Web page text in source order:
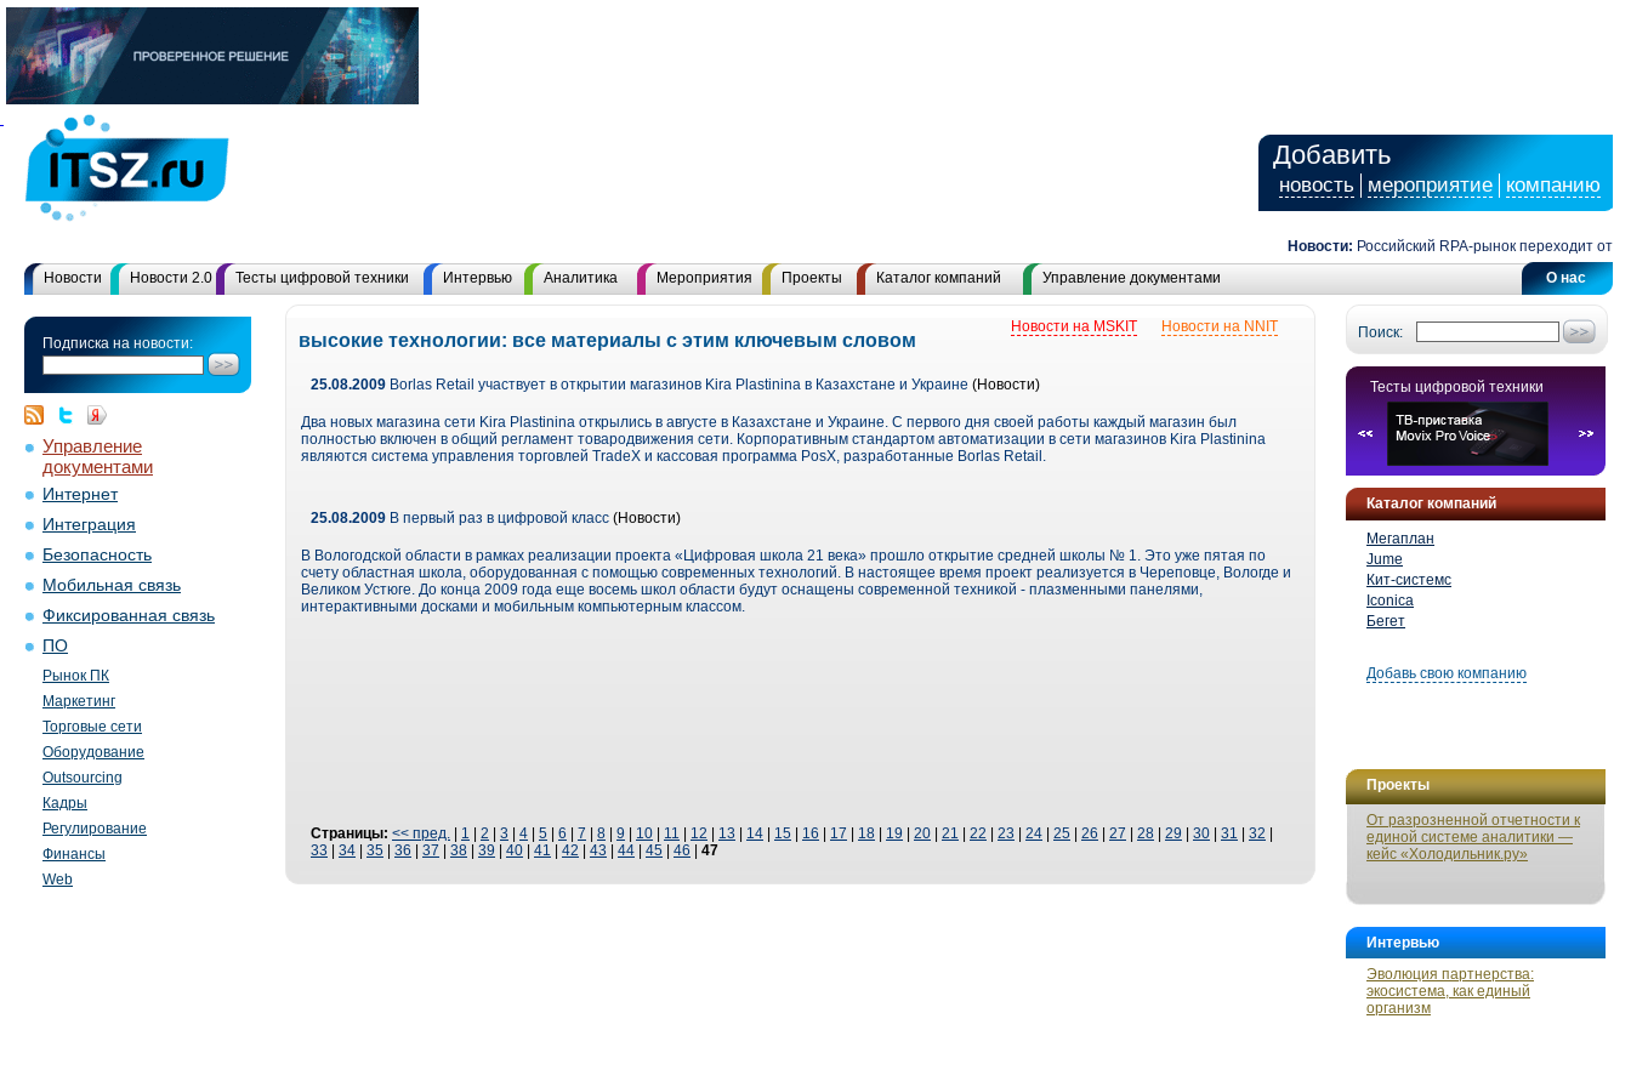
Добавить
новость мероприятие компанию
Новости: Российский RPA-рынок переходит от
О нас
Новости Новости 2.0 Тесты цифровой техники Интервью Аналитика Мероприятия Проекты Каталог компаний Управление документами
Подписка на новости:
Управление
документами
Интернет
Интеграция
Безопасность
Мобильная связь
Фиксированная связь
ПО
Рынок ПК
Маркетинг
Торговые сети
Оборудование
Outsourcing
Кадры
Регулирование
Финансы
Web
Поиск:
Тесты цифровой техники
Каталог компаний
Мегаплан
Jume
Кит-системс
Iconica
Бегет
Добавь свою компанию
Проекты
От разрозненной отчетности к
единой системе аналитики —
кейс «Холодильник.ру»
Интервью
Эволюция партнерства:
экосистема, как единый
организм
Новости на NNIT
Новости на MSKIT
высокие технологии: все материалы с этим ключевым словом
25.08.2009 Borlas Retail участвует в открытии магазинов Kira Plastinina в Казахстане и Украине (Новости)
Два новых магазина сети Kira Plastinina открылись в августе в Казахстане и Украине. С первого дня своей работы каждый магазин был
полностью включен в общий регламент товародвижения сети. Корпоративным стандартом автоматизации в сети магазинов Kira Plastinina
являются система управления торговлей TradeX и кассовая программа PosX, разработанные Borlas Retail.
25.08.2009 В первый раз в цифровой класс (Новости)
В Вологодской области в рамках реализации проекта «Цифровая школа 21 века» прошло открытие средней школы № 1. Это уже пятая по
счету областная школа, оборудованная с помощью современных технологий. В настоящее время проект реализуется в Череповце, Вологде и
Великом Устюге. До конца 2009 года еще восемь школ области будут оснащены современной техникой - плазменными панелями,
интерактивными досками и мобильным компьютерным классом.
Страницы: << пред. 1 2 3 4 5 6 7 8 9 10 11 12 13 14 15 16 17 18 19 20 21 22 23 24 25 26 27 28 29 30 31 32
33
34 35 36 37 38 39 40 41 42 43 44 45 46 47